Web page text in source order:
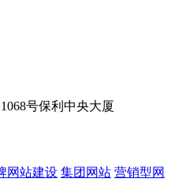
号保利中央大厦
网站建设 集团网站 营销型网